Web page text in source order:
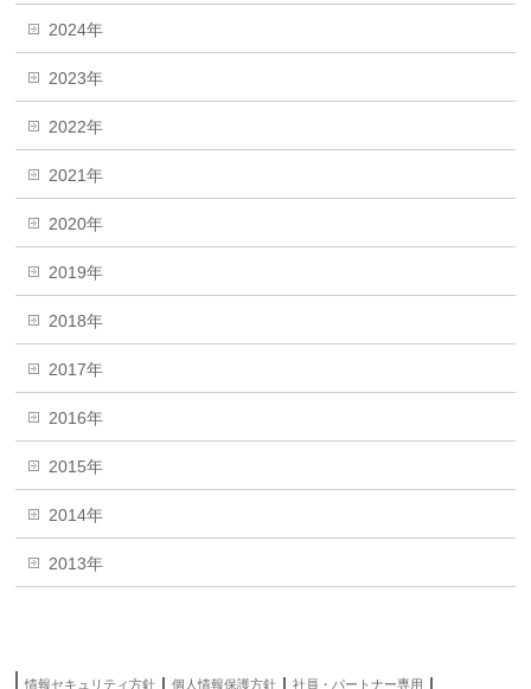
2024年
2023年
2022年
2021年
2020年
2019年
2018年
2017年
2016年
2015年
2014年
2013年
情報セキュリティ方針 個人情報保護方針 社員・パートナー専用